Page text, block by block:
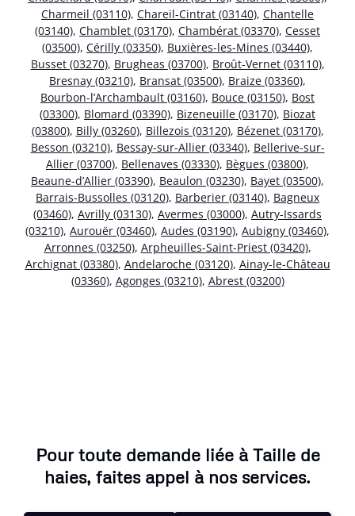
Charmeil (03110), Chareil-Cintrat (03140), Chantelle
(03140), Chamblet (03170), Chambérat (03370), Cesset
(03500), Cérilly (03350), Buxières-les-Mines (03440),
Busset (03270), Brugheas (03700), Broût-Vernet (03110),
Bresnay (03210), Bransat (03500), Braize (03360),
Bourbon-l’Archambault (03160), Bouce (03150), Bost
(03300), Blomard (03390), Bizeneuille (03170), Biozat
(03800), Billy (03260), Billezois (03120), Bézenet (03170),
Besson (03210), Bessay-sur-Allier (03340), Bellerive-sur-
Allier (03700), Bellenaves (03330), Bègues (03800),
Beaune-d’Allier (03390), Beaulon (03230), Bayet (03500),
Barrais-Bussolles (03120), Barberier (03140), Bagneux
(03460), Avrilly (03130), Avermes (03000), Autry-Issards
(03210), Aurouër (03460), Audes (03190), Aubigny (03460),
Arronnes (03250), Arpheuilles-Saint-Priest (03420),
Archignat (03380), Andelaroche (03120), Ainay-le-Château
(03360), Agonges (03210), Abrest (03200)
Pour toute demande liée à Taille de
haies, faites appel à nos services.